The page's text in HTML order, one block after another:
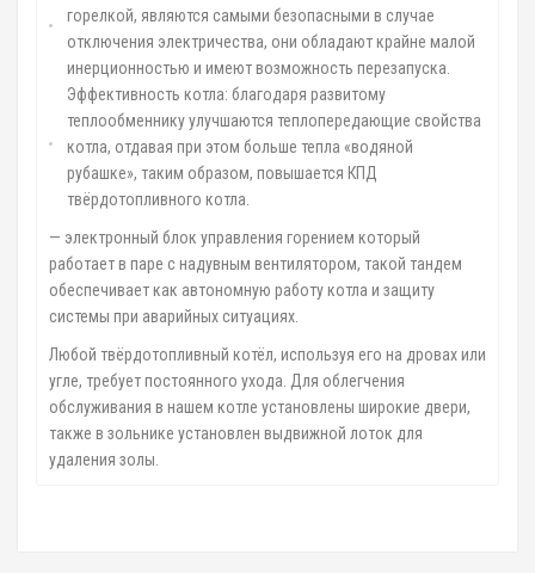
горелкой, являются самыми безопасными в случае
отключения электричества, они обладают крайне малой
инерционностью и имеют возможность перезапуска.
Эффективность котла: благодаря развитому
теплообменнику улучшаются теплопередающие свойства
котла, отдавая при этом больше тепла «водяной
рубашке», таким образом, повышается КПД
твёрдотопливного котла.
— электронный блок управления горением который
работает в паре с надувным вентилятором, такой тандем
обеспечивает как автономную работу котла и защиту
системы при аварийных ситуациях.
Любой твёрдотопливный котёл, используя его на дровах или
угле, требует постоянного ухода. Для облегчения
обслуживания в нашем котле установлены широкие двери,
также в зольнике установлен выдвижной лоток для
удаления золы.